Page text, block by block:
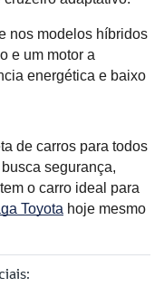
nos modelos híbridos
e um motor a
energética e baixo
de carros para todos
segurança,
o carro ideal para
Toyota hoje mesmo